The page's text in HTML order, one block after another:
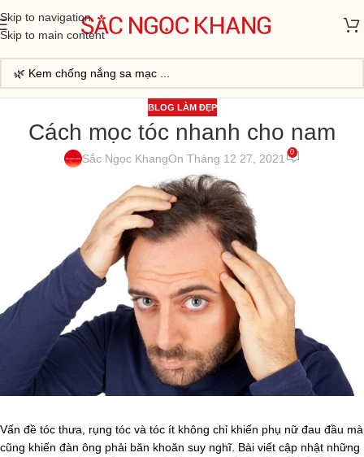
Skip to navigation
Skip to main content
BLOG LÀM ĐẸP
Cách mọc tóc nhanh cho nam
Sắc Ngọc KhangOn Tháng 12 27, 2021 0
Vấn đề tóc thưa, rụng tóc và tóc ít không chỉ khiến phụ nữ đau đầu mà
cũng khiến đàn ông phải băn khoăn suy nghĩ. Bài viết cập nhật những